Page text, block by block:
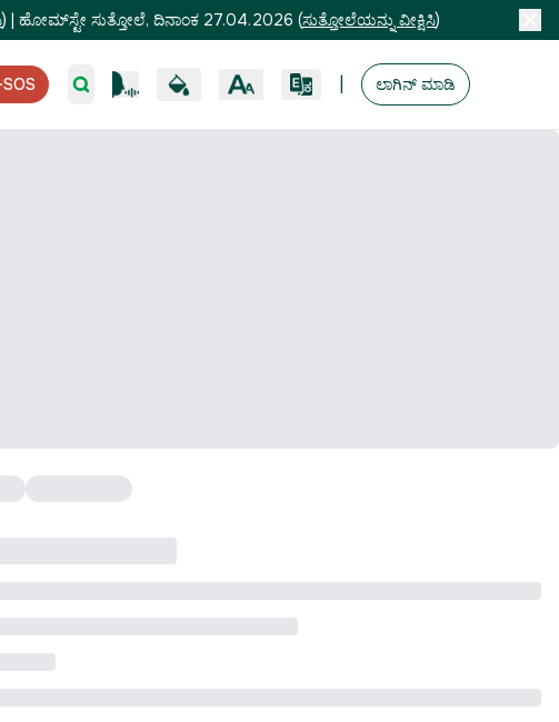
) | ಹೋಮ್‌ಸ್ಟೇ ಸುತ್ತೋಲೆ, ದಿನಾಂಕ 27.04.2026 (ಸುತ್ತೋಲೆಯನ್ನು ವೀಕ್ಷಿಸಿ)
SOS ಲಾಗಿನ್ ಮಾಡಿ